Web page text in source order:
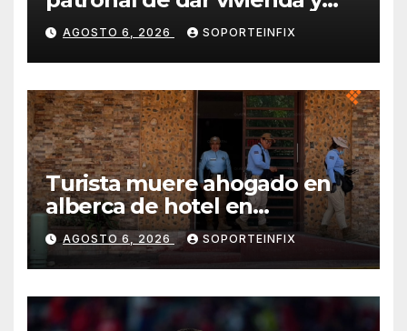
alimentación a jornaleros
agrícolas
AGOSTO 6, 2026 SOPORTEINFIX
Turista muere ahogado en
alberca de hotel en
Acapulco; familiares piden
ayuda ante falta de personal
capacitado
AGOSTO 6, 2026 SOPORTEINFIX